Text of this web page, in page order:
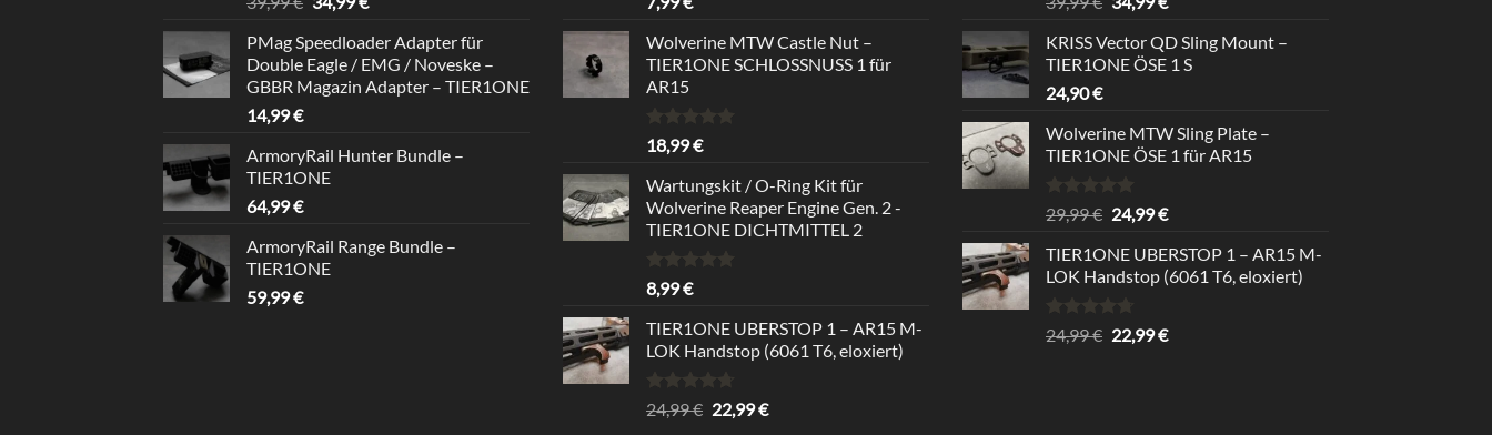
mit
von 5
war:
39,99 €
ist:
34,99 €.
PMag Speedloader Adapter für
Double Eagle / EMG / Noveske –
GBBR Magazin Adapter – TIER1ONE
14,99€
ArmoryRail Hunter Bundle –
TIER1ONE
64,99€
ArmoryRail Range Bundle –
TIER1ONE
59,99€
mit
von 5
Wolverine MTW Castle Nut –
TIER1ONE SCHLOSSNUSS 1 für
AR15
Bewertet
mit
von 5
18,99€
Wartungskit / O-Ring Kit für
Wolverine Reaper Engine Gen. 2 -
TIER1ONE DICHTMITTEL 2
Bewertet
mit
von 5
8,99€
TIER1ONE UBERSTOP 1 – AR15 M-
LOK Handstop (6061 T6, eloxiert)
Bewertet
mit
24,99€ Ursprünglicher
22,99€Aktueller
mit
von 5
war:
39,99 €
ist:
34,99 €.
KRISS Vector QD Sling Mount –
TIER1ONE ÖSE 1 S
24,90€
Wolverine MTW Sling Plate –
TIER1ONE ÖSE 1 für AR15
Bewertet
mit
von 5
29,99€ Ursprünglicher
war:
29,99 €
24,99€Aktueller
ist:
24,99 €.
TIER1ONE UBERSTOP 1 – AR15 M-
LOK Handstop (6061 T6, eloxiert)
Bewertet
mit
24,99€ Ursprünglicher
22,99€Aktueller